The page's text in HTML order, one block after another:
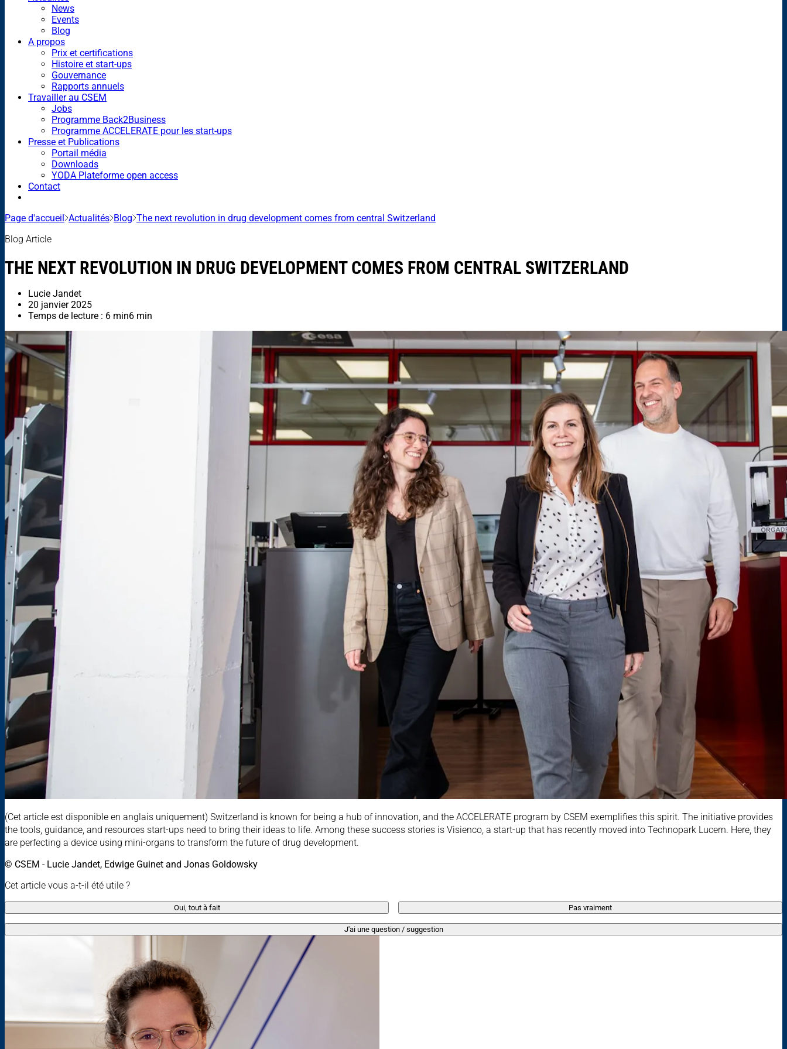
News
Events
Blog
A propos
Prix et certifications
Histoire et start-ups
Gouvernance
Rapports annuels
Travailler au CSEM
Jobs
Programme Back2Business
Programme ACCELERATE pour les start-ups
Presse et Publications
Portail média
Downloads
YODA Plateforme open access
Contact
Page d'accueil Actualités Blog The next revolution in drug development comes from central Switzerland
Blog Article
THE NEXT REVOLUTION IN DRUG DEVELOPMENT COMES FROM CENTRAL SWITZERLAND
Lucie Jandet
20 janvier 2025
Temps de lecture : 6 min6 min
(Cet article est disponible en anglais uniquement) Switzerland is known for being a hub of innovation, and the ACCELERATE program by CSEM exemplifies this spirit. The initiative provides
the tools, guidance, and resources start-ups need to bring their ideas to life. Among these success stories is Visienco, a start-up that has recently moved into Technopark Lucern. Here, they
are perfecting a device using mini-organs to transform the future of drug development.
© CSEM - Lucie Jandet, Edwige Guinet and Jonas Goldowsky
Cet article vous a-t-il été utile ?
Oui, tout à fait Pas vraiment
J'ai une question / suggestion